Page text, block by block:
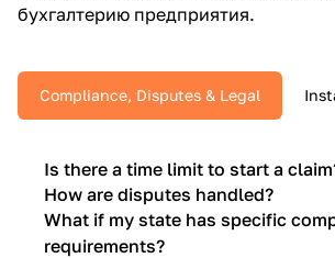
бухгалтерию предприятия.
Compliance, Disputes & Legal
Is there a time limit to start a
How are disputes handled?
What if my state has specific
requirements?